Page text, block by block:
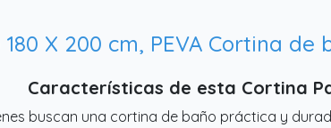
X 200 cm, PEVA Cortina de
Características de esta Cortina
buscan una cortina de baño práctica y